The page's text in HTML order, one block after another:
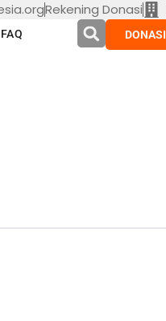
Rekening Donasi
FAQ DONASI